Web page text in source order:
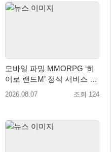
모바일 파밍 MMORPG ‘히
어로 랜드M’ 정식 서비스 돌
입
2026.08.07 조회 124